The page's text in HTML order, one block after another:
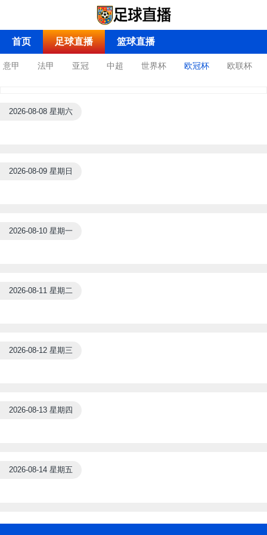
首页 足球直播 篮球直播
意甲 法甲 亚冠 中超 世界杯 欧冠杯 欧联杯
2026-08-08 星期六
2026-08-09 星期日
2026-08-10 星期一
2026-08-11 星期二
2026-08-12 星期三
2026-08-13 星期四
2026-08-14 星期五